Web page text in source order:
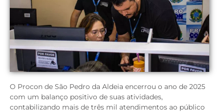
O Procon de São Pedro da Aldeia encerrou o ano de 2025
com um balanço positivo de suas atividades,
contabilizando mais de três mil atendimentos ao público